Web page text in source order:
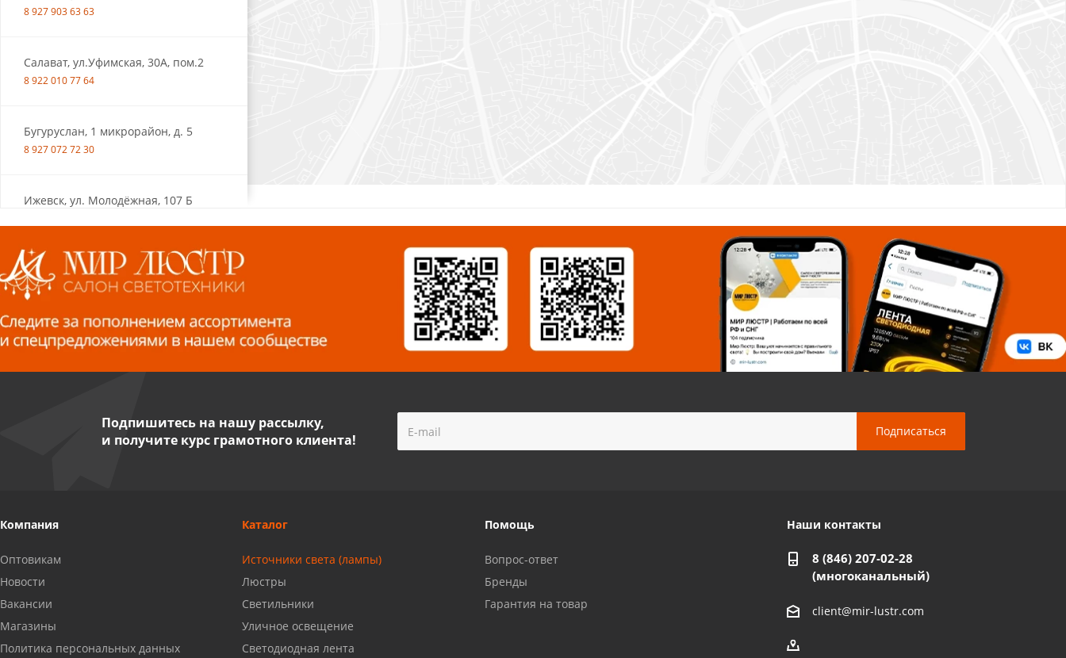
8 927 903 63 63
Салават, ул.Уфимская, 30А, пом.2
8 922 010 77 64
Бугуруслан, 1 микрорайон, д. 5
8 927 072 72 30
Ижевск, ул. Молодёжная, 107 Б
Волжский, ул. Мира 47 В
8 927 255 38 33
Пенза, ул. Пролетарская, 61 ТЦ
"Стройбери"
Миасс, ул. Романенко, 95
8 927 009 54 63
Саратов, ул. Танкистов, 37 (БЦ
Подпишитесь на нашу рассылку,
и получите курс грамотного клиента!
Компания
Оптовикам
Новости
Вакансии
Магазины
Политика персональных данных
Каталог
Источники света (лампы)
Люстры
Светильники
Уличное освещение
Светодиодная лента
Помощь
Вопрос-ответ
Бренды
Гарантия на товар
Наши контакты
8 (846) 207-02-28
(многоканальный)
client@mir-lustr.com